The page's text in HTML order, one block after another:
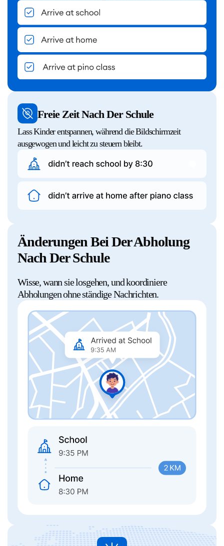
Freie Zeit Nach Der Schule
Lass Kinder entspannen, während die Bildschirmzeit
ausgewogen und leicht zu steuern bleibt.
Änderungen Bei Der Abholung
Nach Der Schule
Wisse, wann sie losgehen, und koordiniere
Abholungen ohne ständige Nachrichten.